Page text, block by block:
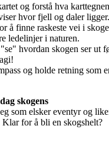
og forstå hva
hvor fjell og daler ligger.
å finne raskeste vei i
ledelinjer i naturen.
hvordan skogen ser ut
og holde retning som
skogens
som elsker eventyr og
Klar for å bli en skogshelt?